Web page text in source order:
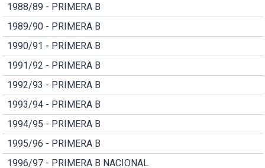
1988/89 - PRIMERA B
1989/90 - PRIMERA B
1990/91 - PRIMERA B
1991/92 - PRIMERA B
1992/93 - PRIMERA B
1993/94 - PRIMERA B
1994/95 - PRIMERA B
1995/96 - PRIMERA B
1996/97 - PRIMERA B NACIONAL